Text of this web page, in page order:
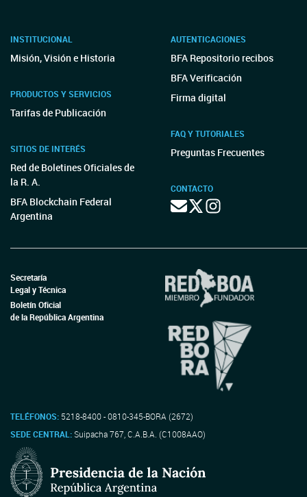
INSTITUCIONAL
Misión, Visión e Historia
PRODUCTOS Y SERVICIOS
Tarifas de Publicación
SITIOS DE INTERÉS
Red de Boletines Oficiales de
la R. A.
BFA Blockchain Federal
Argentina
AUTENTICACIONES
BFA Repositorio recibos
BFA Verificación
Firma digital
FAQ Y TUTORIALES
Preguntas Frecuentes
CONTACTO
Secretaría
Legal y Técnica
Boletín Oficial
de la República Argentina
TELÉFONOS: 5218-8400 - 0810-345-BORA (2672)
SEDE CENTRAL:Suipacha 767, C.A.B.A. (C1008AAO)